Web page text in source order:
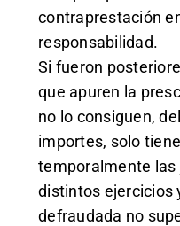
contraprestación
responsabilidad.
Si fueron
que apuren la
no lo consiguen,
importes, solo
temporalmente las
distintos ejercicios
defraudada no